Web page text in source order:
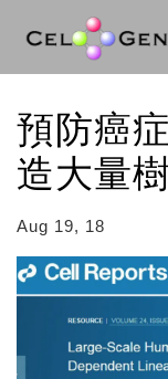
預防癌
造大量
Aug 19, 18